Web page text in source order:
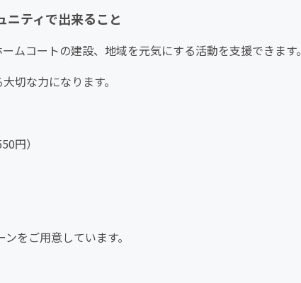
ニティで出来ること
ムコートの建設、地域を元気にする活動を支援できます。
切な力になります。
円）
をご用意しています。